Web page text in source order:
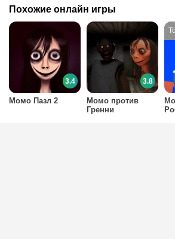
Похожие онлайн игры
Момо Пазл 2
3.4
Момо против
Гренни
3.8